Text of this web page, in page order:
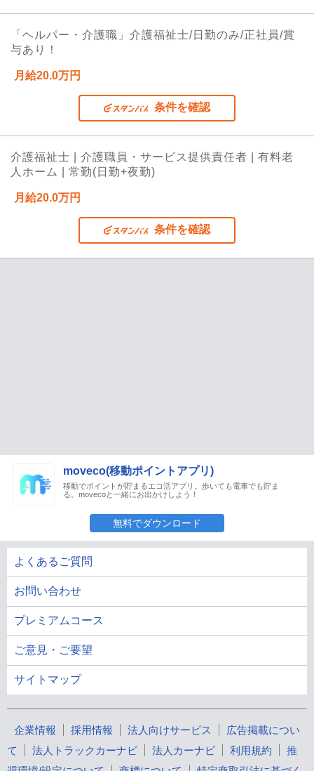
「ヘルパー・介護職」介護福祉士/日勤のみ/正社員/賞
与あり！
月給20.0万円
条件を確認
介護福祉士 | 介護職員・サービス提供責任者 | 有料老
人ホーム | 常勤(日勤+夜勤)
月給20.0万円
条件を確認
moveco(移動ポイントアプリ)
移動でポイントが貯まるエコ活アプリ。歩いても電車でも貯ま
る。movecoと一緒にお出かけしよう！
無料でダウンロード
よくあるご質問
お問い合わせ
プレミアムコース
ご意見・ご要望
サイトマップ
企業情報 採用情報 法人向けサービス
広告掲載につい
て
法人トラックカーナビ 法人カーナビ 利用規約
推